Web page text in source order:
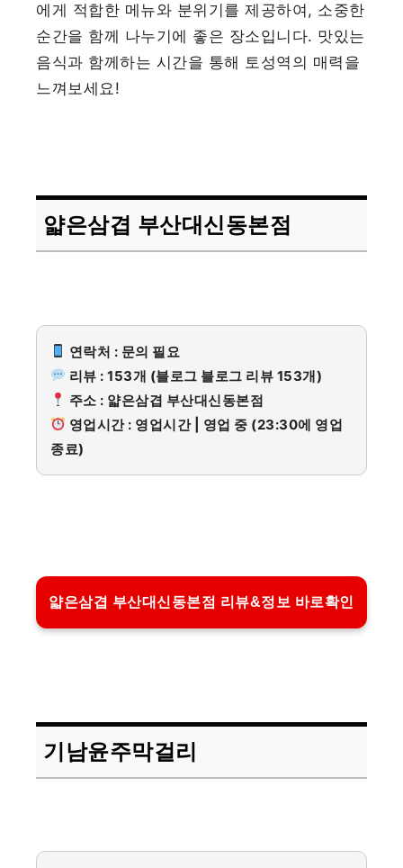
에게 적합한 메뉴와 분위기를 제공하여, 소중한
순간을 함께 나누기에 좋은 장소입니다. 맛있는
음식과 함께하는 시간을 통해 토성역의 매력을
느껴보세요!
얇은삼겹 부산대신동본점
연락처 : 문의 필요
리뷰 : 153개 (블로그 블로그 리뷰 153개)
주소 : 얇은삼겹 부산대신동본점
영업시간 : 영업시간 | 영업 중 (23:30에 영업
종료)
얇은삼겹 부산대신동본점 리뷰&정보 바로확인
기남윤주막걸리